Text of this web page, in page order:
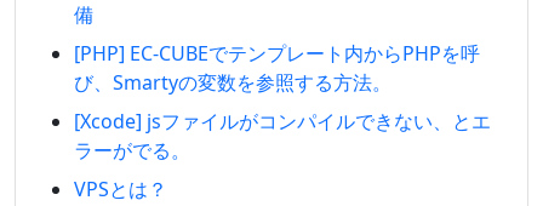
備
[PHP] EC-CUBEでテンプレート内からPHPを呼
び、Smartyの変数を参照する方法。
[Xcode] jsファイルがコンパイルできない、とエ
ラーがでる。
VPSとは？